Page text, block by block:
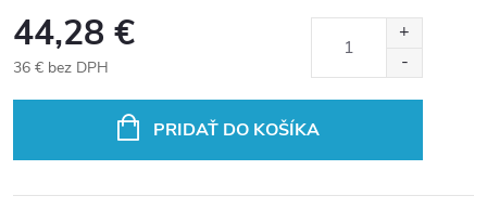
44,28 €
36 € bez DPH
PRIDAŤ DO KOŠÍKA